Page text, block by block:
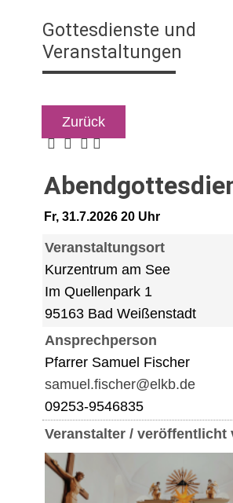
Gottesdienste und
Veranstaltungen
Zurück
Fr, 31.7.2026 20 Uhr
Veranstaltungsort
Kurzentrum am See
Im Quellenpark 1
95163 Bad Weißenstadt
Ansprechperson
Pfarrer Samuel Fischer
samuel.fischer@elkb.de
09253-9546835
Veranstalter / veröffentlicht